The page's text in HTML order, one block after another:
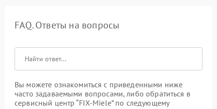
FAQ. Ответы на вопросы
Вы можете ознакомиться с приведенными ниже
часто задаваемыми вопросами, либо обратиться в
сервисный центр “FIX-Miele” по следующему